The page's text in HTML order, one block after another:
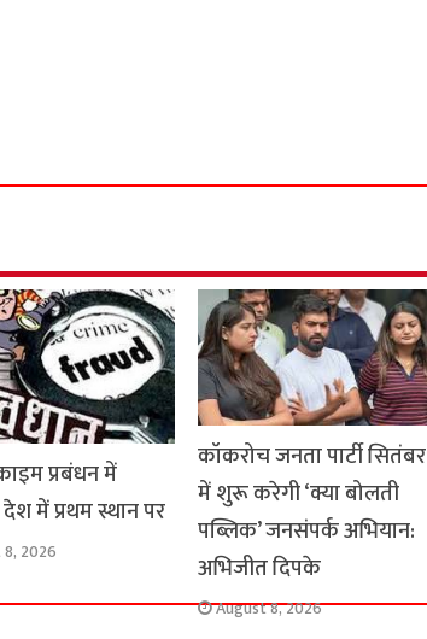
प्रबंधन में
में प्रथम स्थान पर
2026
कॉकरोच जनता पार्टी सितंबर
में शुरू करेगी ‘क्या बोलती
पब्लिक’ जनसंपर्क अभियान:
अभिजीत दिपके
August 8, 2026